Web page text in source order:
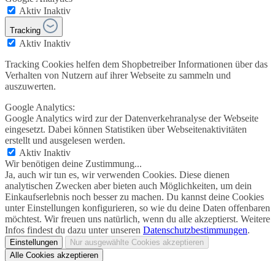
Aktiv Inaktiv
Tracking
Aktiv Inaktiv
Tracking Cookies helfen dem Shopbetreiber Informationen über das
Verhalten von Nutzern auf ihrer Webseite zu sammeln und
auszuwerten.
Google Analytics:
Google Analytics wird zur der Datenverkehranalyse der Webseite
eingesetzt. Dabei können Statistiken über Webseitenaktivitäten
erstellt und ausgelesen werden.
Aktiv Inaktiv
Wir benötigen deine Zustimmung...
Ja, auch wir tun es, wir verwenden Cookies. Diese dienen
analytischen Zwecken aber bieten auch Möglichkeiten, um dein
Einkaufserlebnis noch besser zu machen. Du kannst deine Cookies
unter Einstellungen konfigurieren, so wie du deine Daten offenbaren
möchtest. Wir freuen uns natürlich, wenn du alle akzeptierst. Weitere
Infos findest du dazu unter unseren Datenschutzbestimmungen.
Einstellungen
Nur ausgewählte Cookies akzeptieren
Alle Cookies akzeptieren